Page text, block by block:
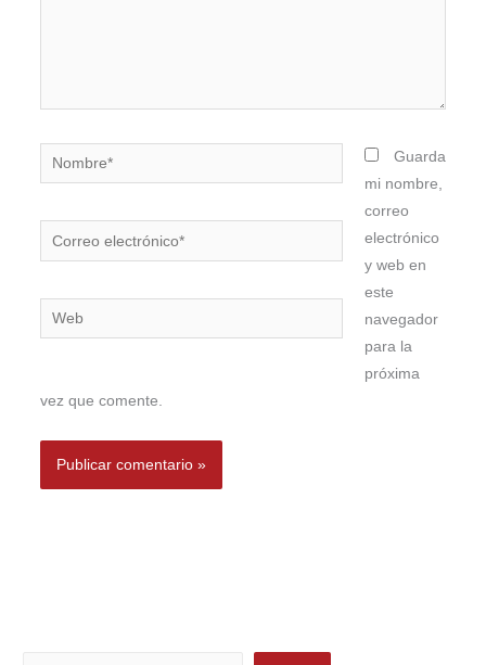
Nombre*
Correo
electrónico*
Web
Guarda
mi nombre,
correo
electrónico
y web en
este
navegador
para la
próxima
vez que comente.